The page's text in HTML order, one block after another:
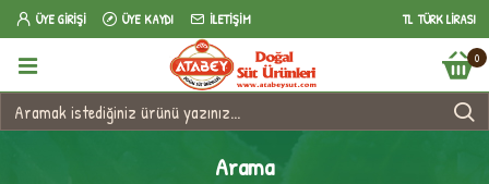
ÜYE GIRIŞI ÜYE KAYDI İLETIŞIM TL TÜRK LIRASI
0
Arama